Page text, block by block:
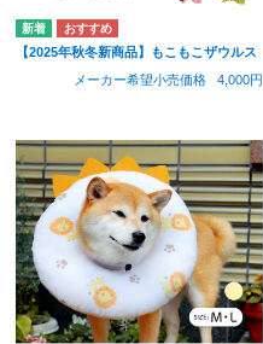
【2025年秋冬新商品】もこもこザウルス
メーカー希望小売価格
4,000円